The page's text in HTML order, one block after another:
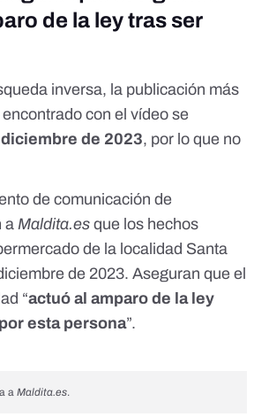
de la ley tras ser
inversa, la publicación más
con el vídeo se
de 2023, por lo que no
de comunicación de
a Maldita.es que los hechos
de la localidad Santa
de 2023. Aseguran que el
“actuó al amparo de la ley
esta persona”.
a Maldita.es.